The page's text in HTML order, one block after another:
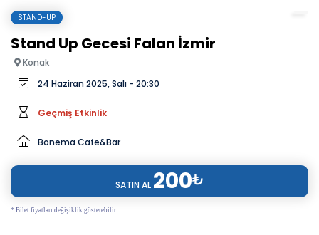
STAND-UP
Stand Up Gecesi Falan İzmir
Konak
24 Haziran 2025, Salı - 20:30
Geçmiş Etkinlik
Bonema Cafe&Bar
SATIN AL 200₺
* Bilet fiyatları değişiklik gösterebilir.